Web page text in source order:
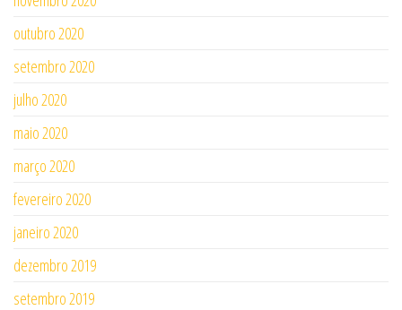
outubro 2020
setembro 2020
julho 2020
maio 2020
março 2020
fevereiro 2020
janeiro 2020
dezembro 2019
setembro 2019